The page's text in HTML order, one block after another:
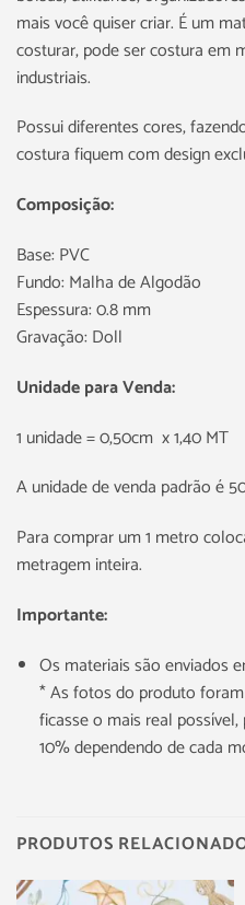
mais você quiser criar. É um
costurar, pode ser costura em
industriais.
Possui diferentes cores,
costura fiquem com design
Composição:
Base: PVC
Fundo: Malha de Algodão
Espessura: 0.8 mm
Gravação: Doll
Unidade para Venda:
1 unidade = 0,50cm x 1,40 MT
A unidade de venda padrão é
Para comprar um 1 metro
metragem inteira.
Importante:
Os materiais são enviados
* As fotos do produto
ficasse o mais real
10% dependendo de cada
PRODUTOS